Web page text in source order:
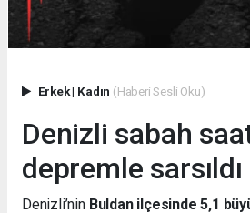
Erkek| Kadın (Haberi Sesli Oku)
Denizli sabah
depremle sarsıldı
Denizli’nin Buldan ilçesinde 5,1